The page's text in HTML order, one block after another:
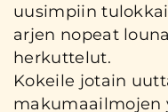
uusimpiin
arjen nopeat
herkuttelut.
Kokeile jotain
makumaailmojen